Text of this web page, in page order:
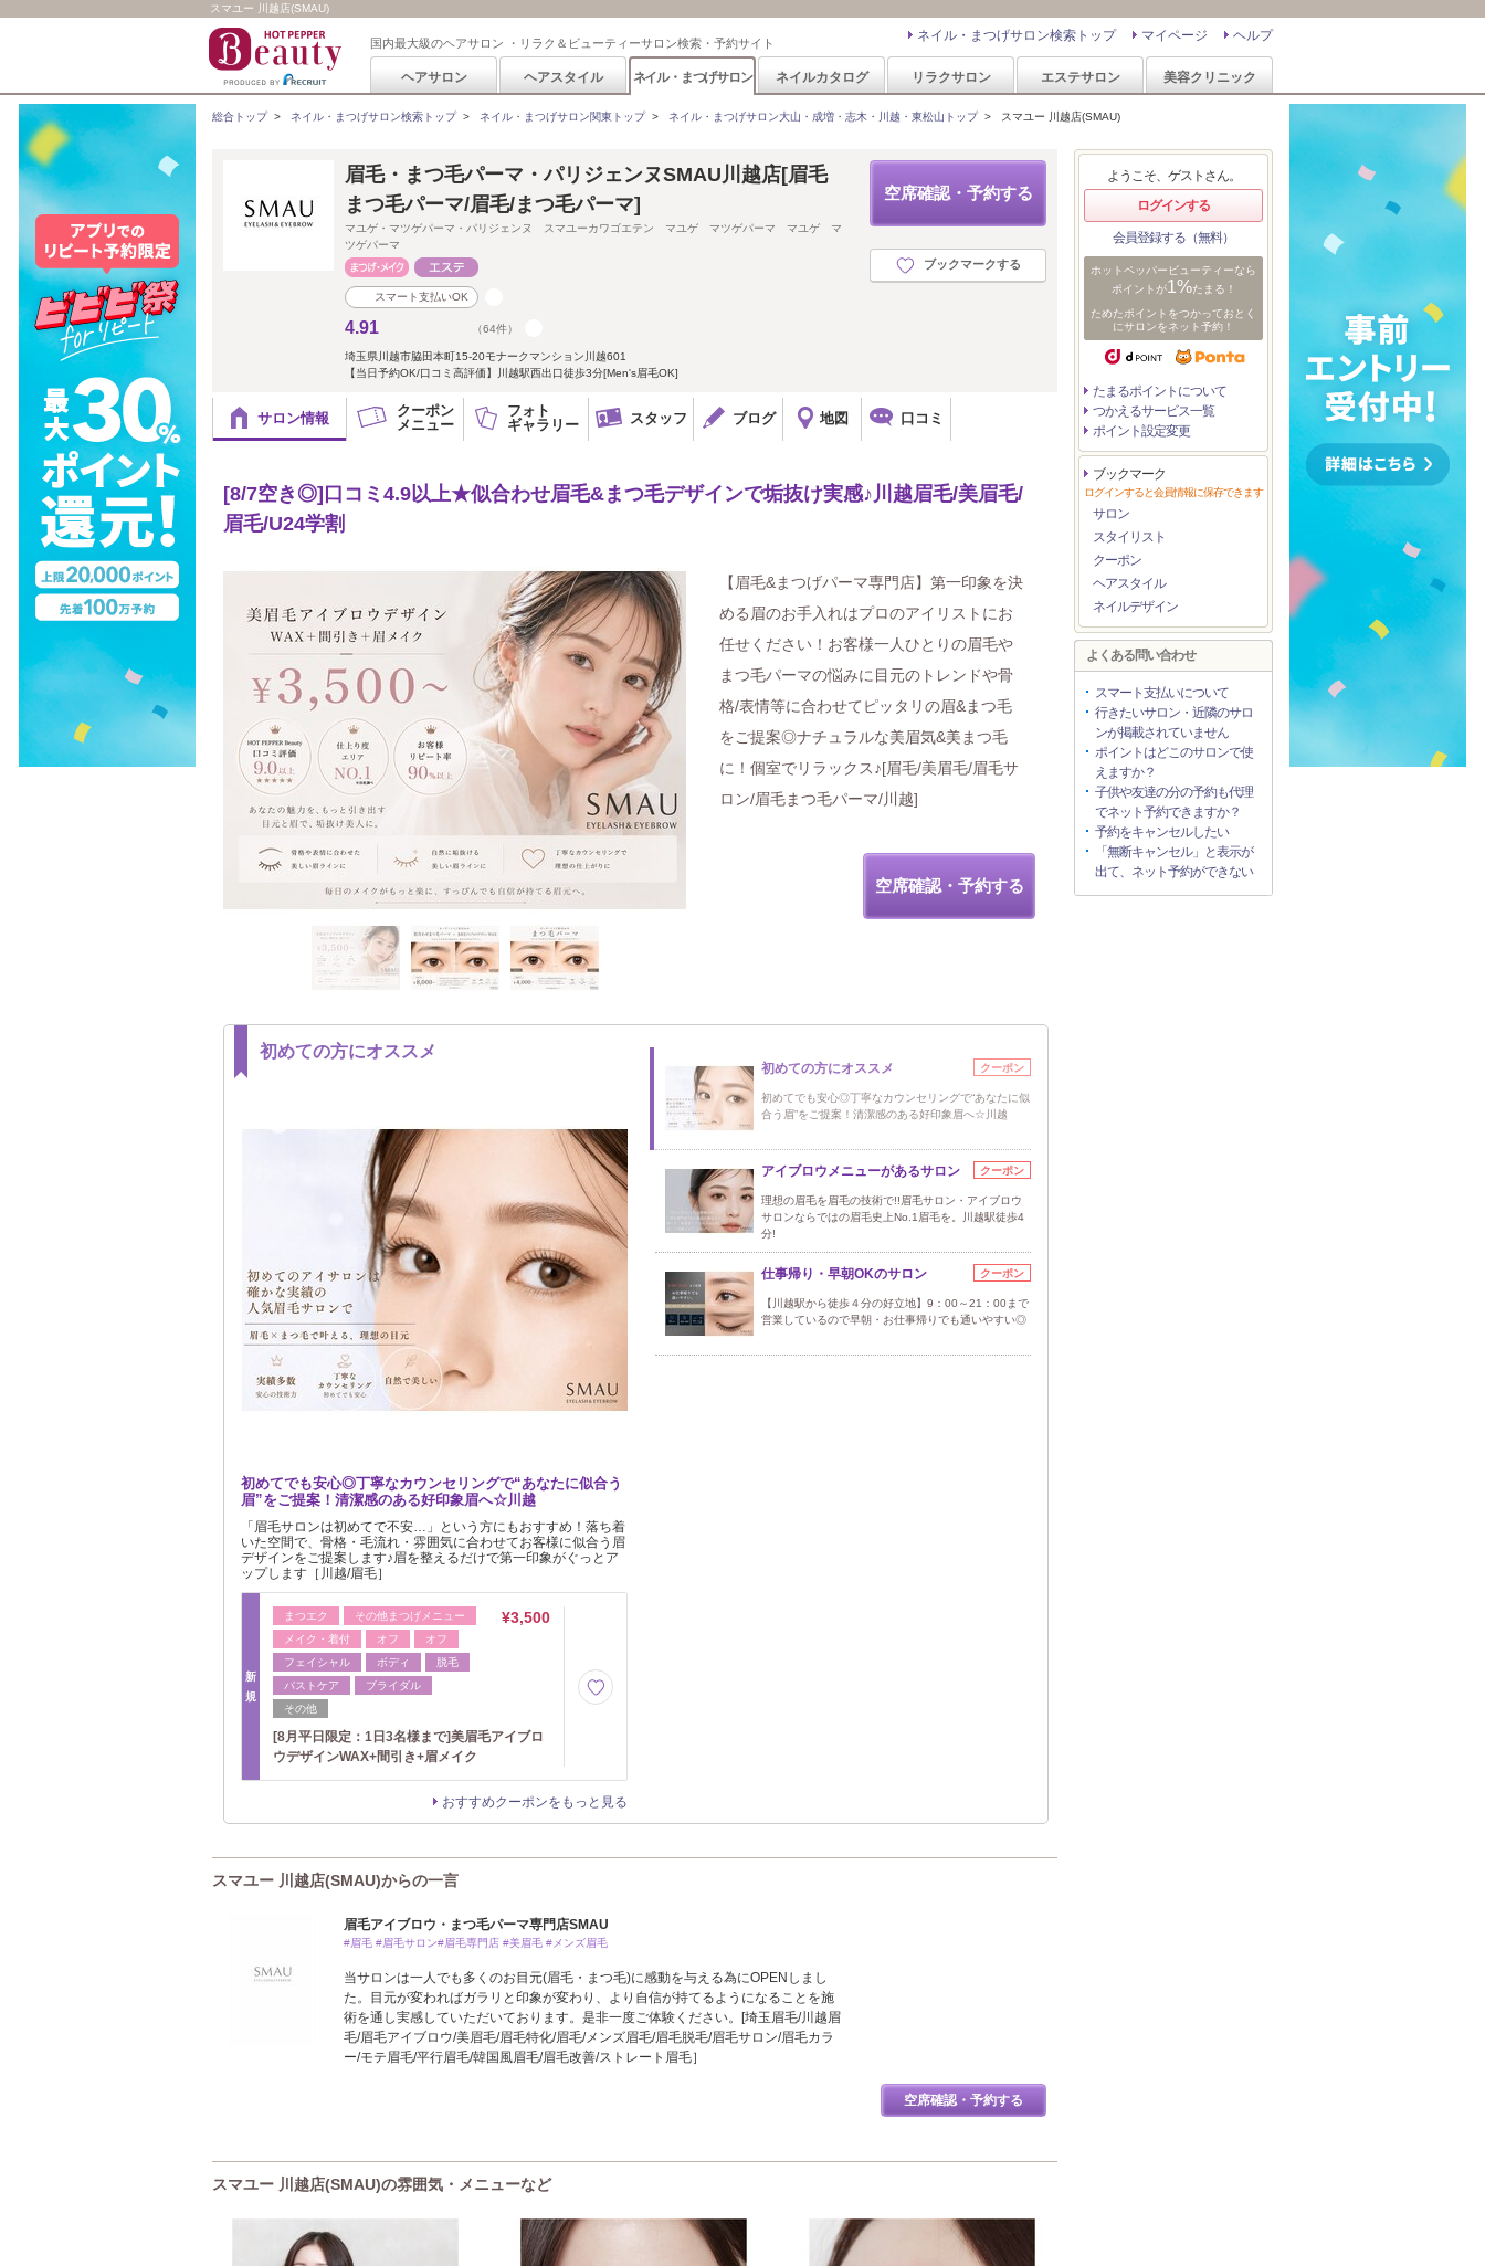
スマユー 川越店(SMAU)
国内最大級のヘアサロン ・リラク＆ビューティーサロン検索・予約サイト ヘルプ
マイページ
ネイル・まつげサロン検索トップ
ヘアサロン ヘアスタイル ネイル・まつげサロン ネイルカタログ リラクサロン エステサロン 美容クリニック
総合トップ> ネイル・まつげサロン検索トップ> ネイル・まつげサロン関東トップ> ネイル・まつげサロン大山・成増・志木・川越・東松山トップ> スマユー 川越店(SMAU)
空席確認・予約する
ブックマークする
眉毛・まつ毛パーマ・パリジェンヌSMAU川越店[眉毛
まつ毛パーマ/眉毛/まつ毛パーマ]
マユゲ・マツゲパーマ・パリジェンヌ スマユーカワゴエテン マユゲ マツゲパーマ マユゲ マ
ツゲパーマ
スマート支払いOK
4.91 （64件）
埼玉県川越市脇田本町15-20モナークマンション川越601
【当日予約OK/口コミ高評価】川越駅西出口徒歩3分[Men's眉毛OK]
サロン情報
クーポン
メニュー
フォト
ギャラリー
スタッフ ブログ 地図 口コミ
[8/7空き◎]口コミ4.9以上★似合わせ眉毛&まつ毛デザインで垢抜け実感♪川越眉毛/美眉毛/
眉毛/U24学割
【眉毛&まつげパーマ専門店】第一印象を決
める眉のお手入れはプロのアイリストにお
任せください！お客様一人ひとりの眉毛や
まつ毛パーマの悩みに目元のトレンドや骨
格/表情等に合わせてピッタリの眉&まつ毛
をご提案◎ナチュラルな美眉気&美まつ毛
に！個室でリラックス♪[眉毛/美眉毛/眉毛サ
ロン/眉毛まつ毛パーマ/川越]
空席確認・予約する
初めての方にオススメ
初めてでも安心◎丁寧なカウンセリングで“あなたに似合う
眉”をご提案！清潔感のある好印象眉へ☆川越
「眉毛サロンは初めてで不安…」という方にもおすすめ！落ち着
いた空間で、骨格・毛流れ・雰囲気に合わせてお客様に似合う眉
デザインをご提案します♪眉を整えるだけで第一印象がぐっとア
ップします［川越/眉毛］
新
規
まつエク
その他まつげメニュー
メイク・着付
オフ
オフ
フェイシャル
ボディ
脱毛
バストケア
ブライダル
その他
¥3,500
[8月平日限定：1日3名様まで]美眉毛アイブロ
ウデザインWAX+間引き+眉メイク
おすすめクーポンをもっと見る
初めての方にオススメ クーポン
初めてでも安心◎丁寧なカウンセリングで“あなたに似
合う眉”をご提案！清潔感のある好印象眉へ☆川越
アイブロウメニューがあるサロン クーポン
理想の眉毛を眉毛の技術で!!眉毛サロン・アイブロウ
サロンならではの眉毛史上No.1眉毛を。川越駅徒歩4
分!
仕事帰り・早朝OKのサロン クーポン
【川越駅から徒歩４分の好立地】9：00～21：00まで
営業しているので早朝・お仕事帰りでも通いやすい◎
スマユー 川越店(SMAU)からの一言
眉毛アイブロウ・まつ毛パーマ専門店SMAU
#眉毛 #眉毛サロン#眉毛専門店 #美眉毛 #メンズ眉毛
当サロンは一人でも多くのお目元(眉毛・まつ毛)に感動を与える為にOPENしまし
た。目元が変わればガラリと印象が変わり、より自信が持てるようになることを施
術を通し実感していただいております。是非一度ご体験ください。[埼玉眉毛/川越眉
毛/眉毛アイブロウ/美眉毛/眉毛特化/眉毛/メンズ眉毛/眉毛脱毛/眉毛サロン/眉毛カラ
ー/モテ眉毛/平行眉毛/韓国風眉毛/眉毛改善/ストレート眉毛］
空席確認・予約する
スマユー 川越店(SMAU)の雰囲気・メニューなど
ようこそ、ゲストさん。
ログインする
会員登録する（無料）
ホットペッパービューティーなら
ポイントが1%たまる！
ためたポイントをつかっておとく
にサロンをネット予約！
たまるポイントについて
つかえるサービス一覧
ポイント設定変更
ブックマーク
ログインすると会員情報に保存できます
サロン
スタイリスト
クーポン
ヘアスタイル
ネイルデザイン
よくある問い合わせ
スマート支払いについて
行きたいサロン・近隣のサロ
ンが掲載されていません
ポイントはどこのサロンで使
えますか？
子供や友達の分の予約も代理
でネット予約できますか？
予約をキャンセルしたい
「無断キャンセル」と表示が
出て、ネット予約ができない